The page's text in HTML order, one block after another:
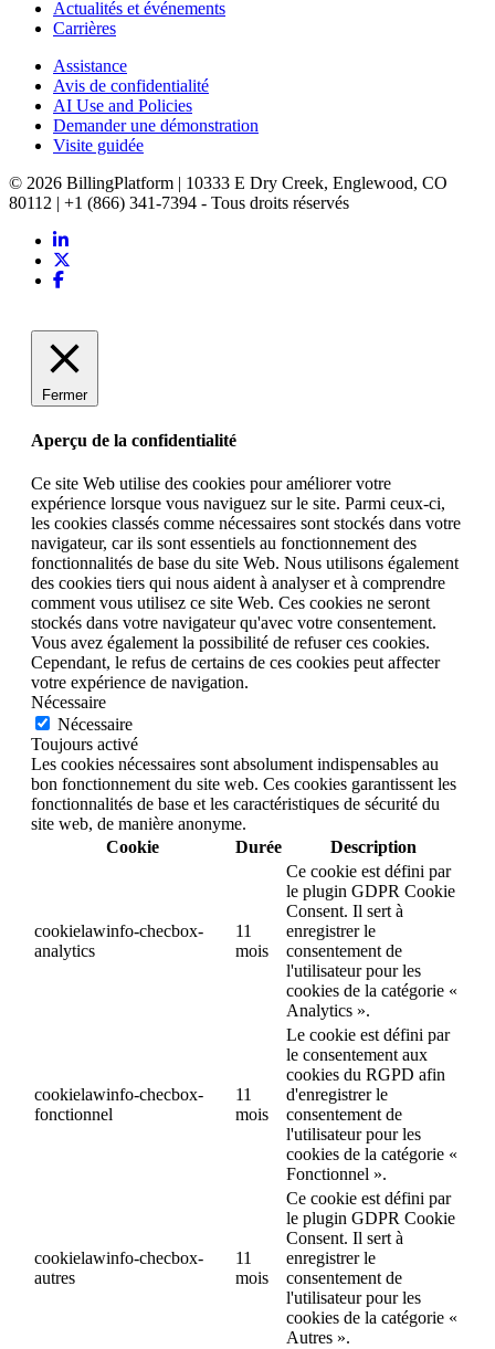
Actualités et événements
Carrières
Assistance
Avis de confidentialité
AI Use and Policies
Demander une démonstration
Visite guidée
© 2026 BillingPlatform | 10333 E Dry Creek, Englewood, CO
80112 | +1 (866) 341-7394 - Tous droits réservés
Fermer
Aperçu de la confidentialité
Ce site Web utilise des cookies pour améliorer votre
expérience lorsque vous naviguez sur le site. Parmi ceux-ci,
les cookies classés comme nécessaires sont stockés dans votre
navigateur, car ils sont essentiels au fonctionnement des
fonctionnalités de base du site Web. Nous utilisons également
des cookies tiers qui nous aident à analyser et à comprendre
comment vous utilisez ce site Web. Ces cookies ne seront
stockés dans votre navigateur qu'avec votre consentement.
Vous avez également la possibilité de refuser ces cookies.
Cependant, le refus de certains de ces cookies peut affecter
votre expérience de navigation.
Nécessaire
Nécessaire
Toujours activé
Les cookies nécessaires sont absolument indispensables au
bon fonctionnement du site web. Ces cookies garantissent les
fonctionnalités de base et les caractéristiques de sécurité du
site web, de manière anonyme.
Cookie
Durée Description
cookielawinfo-checbox-
analytics
11
mois
Ce cookie est défini par
le plugin GDPR Cookie
Consent. Il sert à
enregistrer le
consentement de
l'utilisateur pour les
cookies de la catégorie «
Analytics ».
cookielawinfo-checbox-
fonctionnel
11
mois
Le cookie est défini par
le consentement aux
cookies du RGPD afin
d'enregistrer le
consentement de
l'utilisateur pour les
cookies de la catégorie «
Fonctionnel ».
cookielawinfo-checbox-
autres
11
mois
Ce cookie est défini par
le plugin GDPR Cookie
Consent. Il sert à
enregistrer le
consentement de
l'utilisateur pour les
cookies de la catégorie «
Autres ».